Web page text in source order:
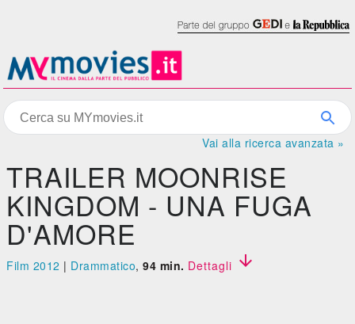
Vai alla ricerca avanzata »
TRAILER MOONRISE
KINGDOM - UNA FUGA
D'AMORE
Film 2012 | Drammatico,94 min. Dettagli 